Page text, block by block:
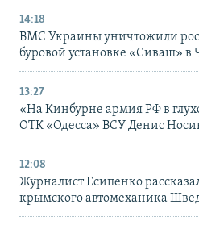
14:18
ВМС Украины уничтожили
буровой установке «Сиваш» в
13:27
«На Кинбурне армия РФ в
ОТК «Одесса» ВСУ Денис
12:08
Журналист Есипенко
крымского автомеханика